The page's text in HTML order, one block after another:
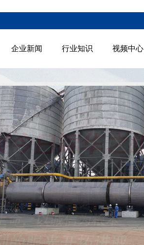
企业新闻 行业知识 视频中心